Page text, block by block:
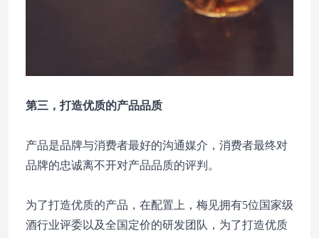
第三，打造优质的产品品质
产品是品牌与消费者最好的沟通媒介，消费者最终对
品牌的忠诚离不开对产品品质的评判。
为了打造优质的产品，在配置上，梅见拥有5位国家级
酒行业评委以及全国定价的研发团队，为了打造优质